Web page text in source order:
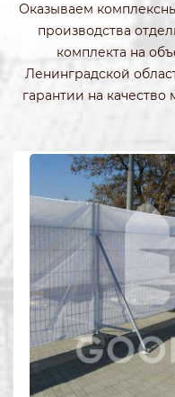
Оказываем
производства
комплекта на
Ленинградской
гарантии на